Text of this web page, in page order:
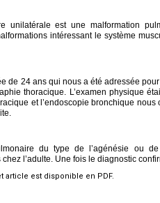
unilatérale est une malformation
intéressant le système
de 24 ans qui nous a été adressée
thoracique. L’examen physique
et l’endoscopie bronchique
du type de l’agénésie ou
l’adulte. Une fois le diagnostic
article est disponible en PDF.